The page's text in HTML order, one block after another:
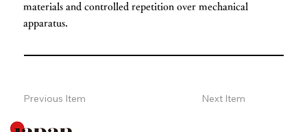
materials and controlled repetition over mechanical
apparatus.
Previous Item Next Item